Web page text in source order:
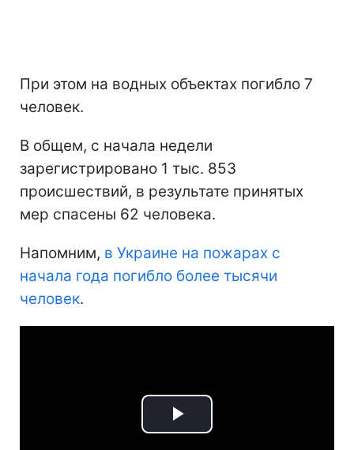
При этом на водных объектах погибло 7
человек.
В общем, с начала недели
зарегистрировано 1 тыс. 853
происшествий, в результате принятых
мер спасены 62 человека.
Напомним, в Украине на пожарах с
начала года погибло более тысячи
человек.
Play